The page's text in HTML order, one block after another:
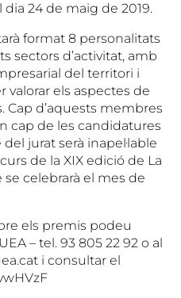
24 de maig de 2019.
format 8 personalitats
sectors d’activitat, amb
del territori i
valorar els aspectes de
Cap d’aquests membres
cap de les candidatures
jurat serà inapel·lable
de la XIX edició de La
celebrarà el mes de
els premis podeu
– tel. 93 805 22 92 o al
i consultar el